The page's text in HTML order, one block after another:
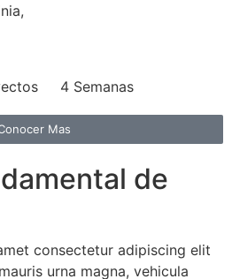
4 Semanas
Mas
de
consectetur adipiscing elit
urna magna, vehicula